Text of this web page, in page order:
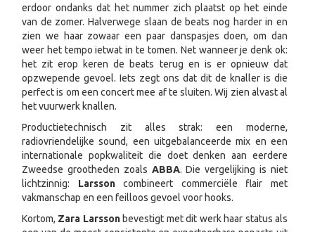
erdoor ondanks dat het nummer zich plaatst op het einde
van de zomer. Halverwege slaan de beats nog harder in en
zien we haar zowaar een paar danspasjes doen, om dan
weer het tempo ietwat in te tomen. Net wanneer je denk ok:
het zit erop keren de beats terug en is er opnieuw dat
opzwepende gevoel. Iets zegt ons dat dit de knaller is die
perfect is om een concert mee af te sluiten. Wij zien alvast al
het vuurwerk knallen.
Productietechnisch zit alles strak: een moderne,
radiovriendelijke sound, een uitgebalanceerde mix en een
internationale popkwaliteit die doet denken aan eerdere
Zweedse grootheden zoals ABBA. Die vergelijking is niet
lichtzinnig: Larssoncombineert commerciële flair met
vakmanschap en een feilloos gevoel voor hooks.
Kortom, Zara Larssonbevestigt met dit werk haar status als